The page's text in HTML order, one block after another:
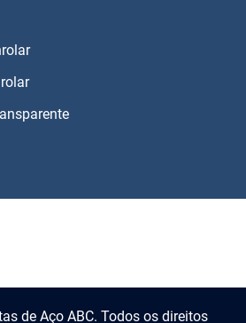
de Aço ABC. Todos os direitos